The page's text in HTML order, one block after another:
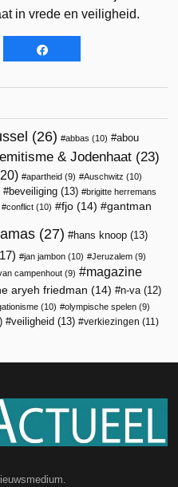
in vrede en veiligheid.
(26) abbas (10)
abou
& Jodenhaat (23)
apartheid (9) Auschwitz (10)
beveiliging (13)
brigitte herremans
conflict (10) fjo (14) gantman
(27) hans knoop (13)
jan jambon (10) Jeruzalem (9)
campenhout (9)
magazine
aryeh friedman (14) n-va (12)
(10) olympische spelen (9)
veiligheid (13) verkiezingen (11)